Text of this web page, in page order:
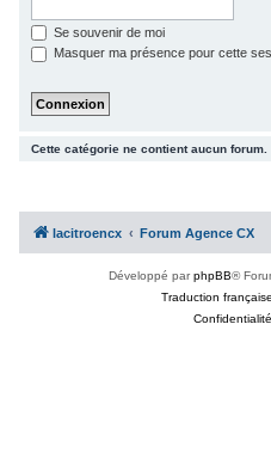
Se souvenir de moi
Masquer ma présence pour cette
Cette catégorie ne contient aucun forum.
lacitroencx Forum Agence CX
Développé parphpBB®
Traduction
Confidentialité